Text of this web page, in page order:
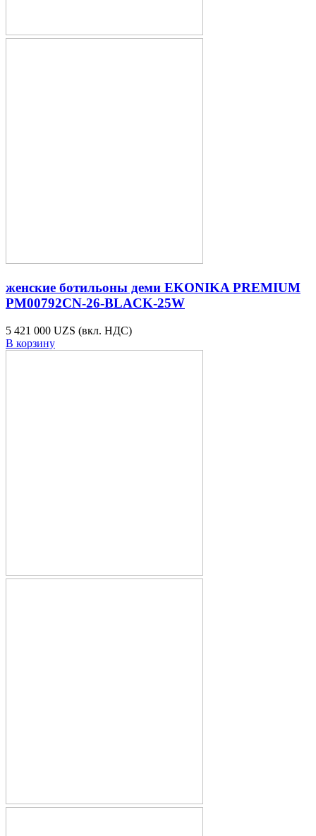
женские ботильоны деми EKONIKA PREMIUM
PM00792CN-26-BLACK-25W
5 421 000 UZS (вкл. НДС)
В корзину